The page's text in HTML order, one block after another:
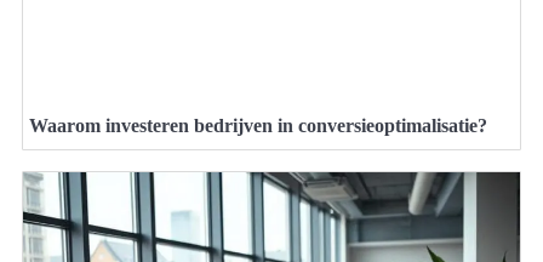
Waarom investeren bedrijven in conversieoptimalisatie?